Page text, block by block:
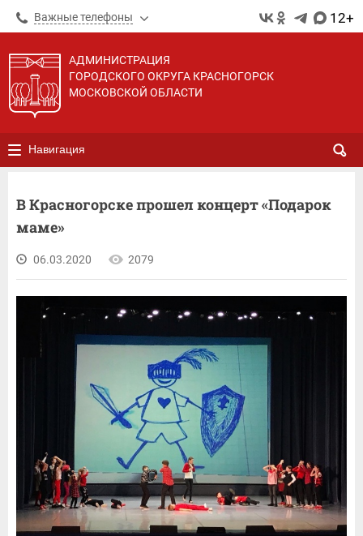
Важные телефоны 12+
АДМИНИСТРАЦИЯ
ГОРОДСКОГО ОКРУГА КРАСНОГОРСК
МОСКОВСКОЙ ОБЛАСТИ
Навигация
В Красногорске прошел концерт «Подарок
маме»
06.03.2020 2079